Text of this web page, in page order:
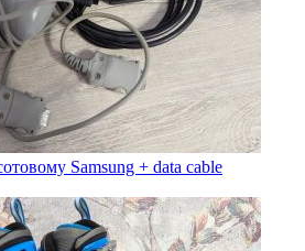
Samsung + data cable